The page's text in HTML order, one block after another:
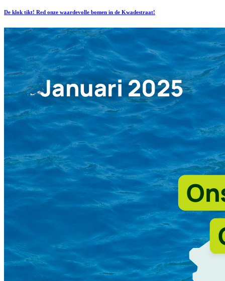
De klok tikt! Red onze waardevolle bomen in de Kwadestraat!